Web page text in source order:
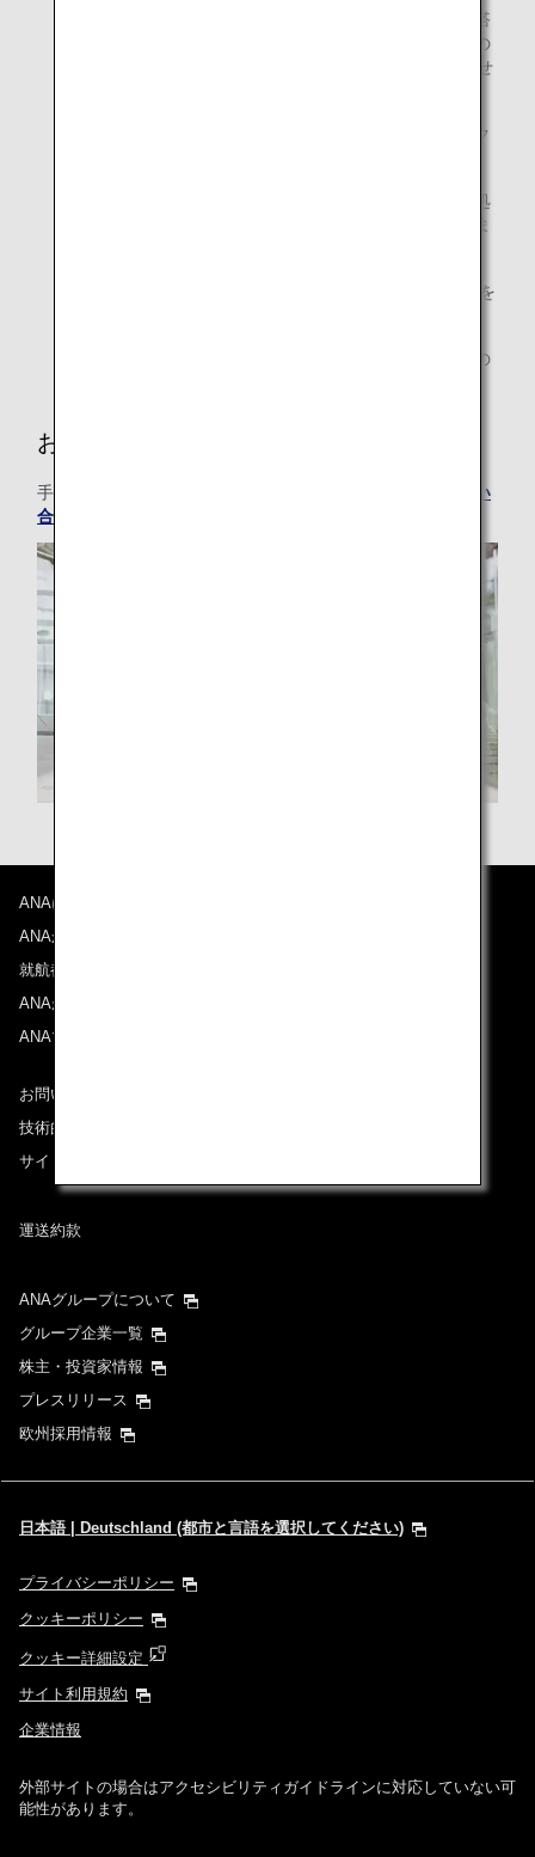
ご登録済みの特典利用者様で、メンバーご本人様とご搭
乗されないお客様は、ご出発当日にメンバーご本人様の
お名前とANAマイレージクラブ番号（10桁）をお知らせ
超過手荷物料金のお支払いに、マイルと現金（またはク
超過手荷物料金をマイルでお支払いいただいた後に、処
理の取り消しやマイル口座へのマイルのお戻しはできま
ANAマイレージクラブ ファミリーアカウントサービスを
マイルでお支払いいただいた物品については、領収書の
お問い合わせ
手荷物許容量の追加に関するお問い合わせは、
ANAへお問い
合わせ
ANAについて
ANAからのお知らせ
就航都市
ANAがお約束する体験
ANAマイレージクラブ
お問い合わせ
技術的なお問い合わせ（推奨環境）
サイトマップ
運送約款
ANAグループについて
グループ企業一覧
株主・投資家情報
プレスリリース
欧州採用情報
日本語 | Deutschland (都市と言語を選択してください)
プライバシーポリシー
クッキーポリシー
クッキー詳細設定
サイト利用規約
企業情報
外部サイトの場合はアクセシビリティガイドラインに対応していない可
能性があります。